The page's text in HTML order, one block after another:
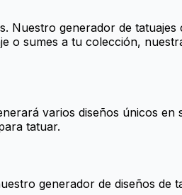
Nuestro generador de
o sumes a tu colección,
varios diseños únicos
tatuar.
generador de diseños de